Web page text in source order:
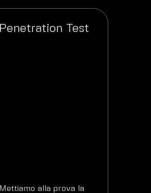
Penetration Test
Mettiamo alla prova la